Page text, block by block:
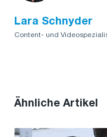
Lara Schnyder
Content- und
Ähnliche Artikel